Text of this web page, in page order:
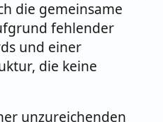
die gemeinsame
fehlender
und einer
die keine
unzureichenden